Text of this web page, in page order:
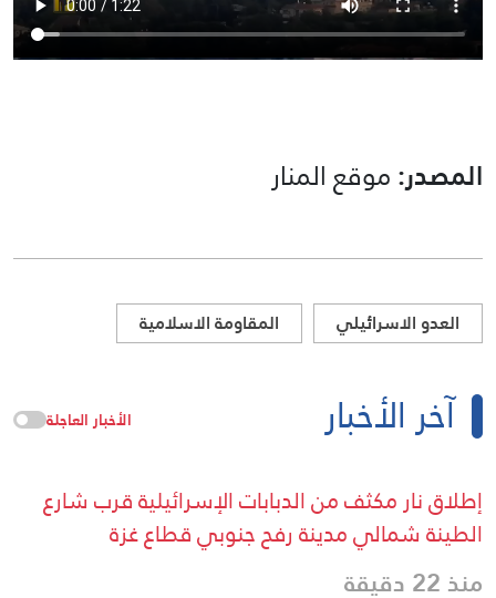
المصدر:موقع المنار
العدو الاسرائيلي المقاومة الاسلامية
آخر الأخبار الأخبار العاجلة
إطلاق نار مكثف من الدبابات الإسرائيلية قرب شارع
الطينة شمالي مدينة رفح جنوبي قطاع غزة
منذ 22 دقيقة